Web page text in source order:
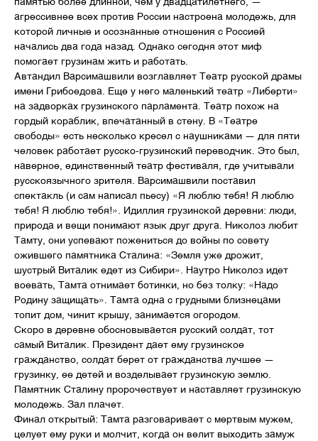
памятью более длинной, чем у двадцатилетнего, —
агрессивнее всех против России настроена молодежь, для
которой личные и осознанные отношения с Россией
начались два года назад. Однако сегодня этот миф
помогает грузинам жить и работать.
Автандил Варсимашвили возглавляет Театр русской драмы
имени Грибоедова. Еще у него маленький театр «Либерти»
на задворках грузинского парламента. Театр похож на
гордый кораблик, впечатанный в стену. В «Театре
свободы» есть несколько кресел с наушниками — для пяти
человек работает русско-грузинский переводчик. Это был,
наверное, единственный театр фестиваля, где учитывали
русскоязычного зрителя. Варсимашвили поставил
спектакль (и сам написал пьесу) «Я люблю тебя! Я люблю
тебя! Я люблю тебя!». Идиллия грузинской деревни: люди,
природа и вещи понимают язык друг друга. Николоз любит
Тамту, они успевают пожениться до войны по совету
ожившего памятника Сталина: «Земля уже дрожит,
шустрый Виталик едет из Сибири». Наутро Николоз идет
воевать, Тамта отнимает ботинки, но без толку: «Надо
Родину защищать». Тамта одна с грудными близнецами
топит дом, чинит крышу, занимается огородом.
Скоро в деревне обосновывается русский солдат, тот
самый Виталик. Президент дает ему грузинское
гражданство, солдат берет от гражданства лучшее —
грузинку, ее детей и возделывает грузинскую землю.
Памятник Сталину пророчествует и наставляет грузинскую
молодежь. Зал плачет.
Финал открытый: Тамта разговаривает с мертвым мужем,
целует ему руки и молчит, когда он велит выходить замуж